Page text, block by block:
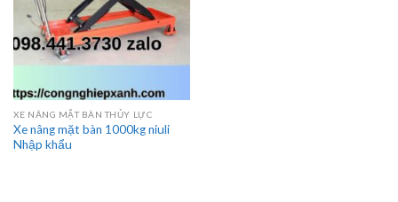
XE NÂNG MẶT BÀN THỦY LỰC
Xe nâng mặt bàn 1000kg niuli
Nhập khẩu